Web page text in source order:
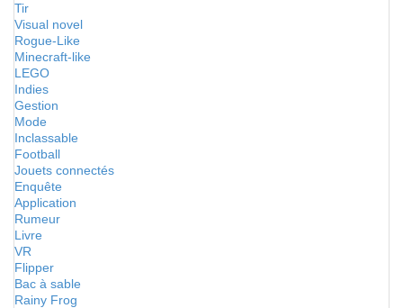
Tir
Visual novel
Rogue-Like
Minecraft-like
LEGO
Indies
Gestion
Mode
Inclassable
Football
Jouets connectés
Enquête
Application
Rumeur
Livre
VR
Flipper
Bac à sable
Rainy Frog